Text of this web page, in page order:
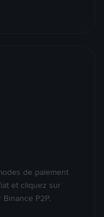
de paiement
et cliquez sur
P2P.